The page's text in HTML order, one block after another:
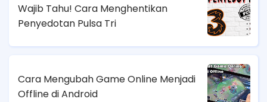
Wajib Tahu! Cara Menghentikan
Penyedotan Pulsa Tri
Cara Mengubah Game Online Menjadi
Offline di Android